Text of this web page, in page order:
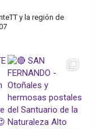
y la región de